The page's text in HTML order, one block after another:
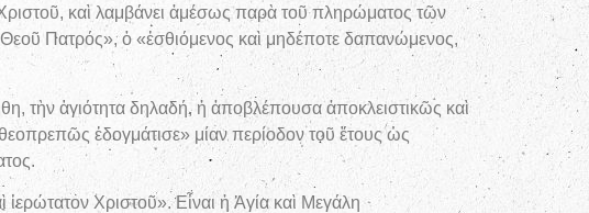
Χριστοῦ, καὶ λαμβάνει ἀμέσως παρὰ τοῦ πληρώματος τῶν
Θεοῦ Πατρός», ὁ «ἐσθιόμενος καὶ μηδέποτε δαπανώμενος,
τὴν ἁγιότητα δηλαδή, ἡ ἀποβλέπουσα ἀποκλειστικῶς καὶ
ἐδογμάτισε» μίαν περίοδον τοῦ ἔτους ὡς
Χριστοῦ». Εἶναι ἡ Ἁγία καὶ Μεγάλη